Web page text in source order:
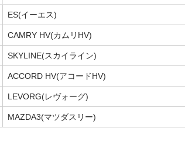
ES(イーエス)
CAMRY HV(カムリHV)
SKYLINE(スカイライン)
ACCORD HV(アコードHV)
LEVORG(レヴォーグ)
MAZDA3(マツダスリー)